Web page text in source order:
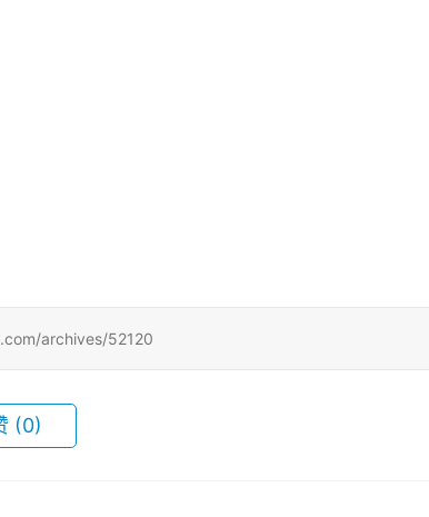
archives/52120
(0)